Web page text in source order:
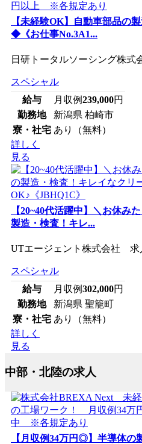
【未経験OK】自動車部品の
◆《お仕事No.3A1...
日研トータルソーシング株
スペシャル
給与
月収例239,000円
勤務地
新潟県 柏崎市
寮・社宅 あり（無料）
詳しく
見る
【20~40代活躍中】＼お休み
製造・検査！キレ...
UTエージェント株式会社 求
スペシャル
給与
月収例302,000円
勤務地
新潟県 聖籠町
寮・社宅 あり（無料）
詳しく
見る
中部・北陸の求人
【月収例34万円◎】半導体の